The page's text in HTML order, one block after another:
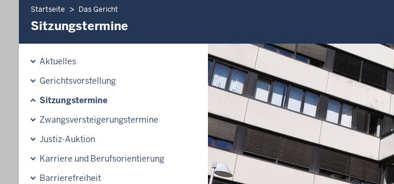
Startseite Das Gericht
Sitzungstermine
Aktuelles
Gerichtsvorstellung
Sitzungstermine
Zwangsversteigerungs­termine
Justiz-Auktion
Karriere und Berufsorientierung
Barrierefreiheit